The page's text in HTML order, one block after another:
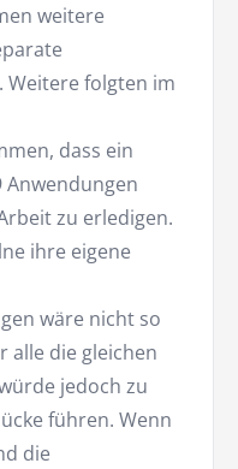
weitere
folgten im
dass ein
zu erledigen.
ihre eigene
wäre nicht so
alle die gleichen
jedoch zu
führen. Wenn
die